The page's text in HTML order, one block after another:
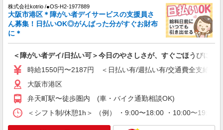
キープ 詳細を見る
派遣社員
株式会社kotrio /●OS-H2-2050969
デイSTAFF/17時定時
時給1550円〜2187円 ＜日払い有/週払い有/交
キープ 詳細を見る
株式会社kotrio /●OS-H2-1977889
大阪市港区＊障がい者デイサービスの支援員さ
ん募集！日払いOK◎がんばった分がすぐお財布
に＊
＜障がい者デイ/日払い可＞今日のやさしさが、すぐごほうびに
時給1550円〜2187円 ＜日払い有/週払い有/交通費全支給(ガ
大阪市港区
弁天町駅〜徒歩圏内 (車・バイク通勤相談OK)
＜シフト制/休憩1h＞ （例） ・9:00〜18:00 ・10:00〜19:00